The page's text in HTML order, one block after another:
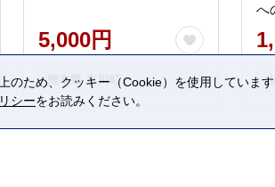
5,000円
熊本県 氷川町
へ
のため、クッキー（Cookie）を使用していま
シーをお読みください。